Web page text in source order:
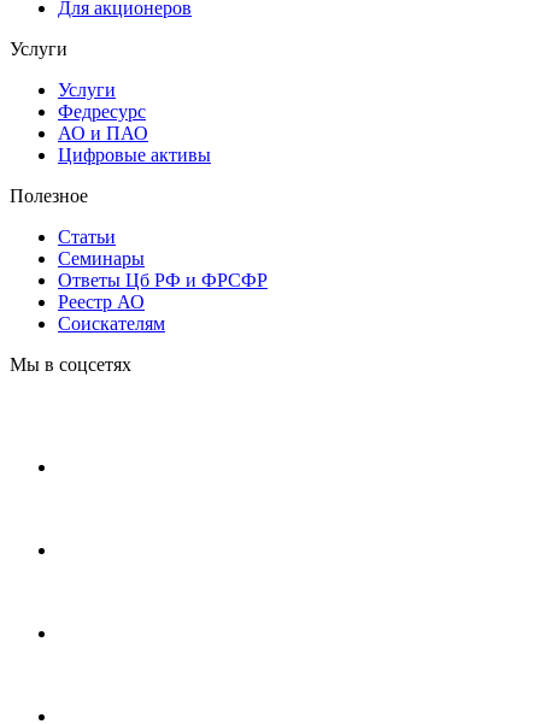
Для акционеров
Услуги
Услуги
Федресурс
АО и ПАО
Цифровые активы
Полезное
Статьи
Cеминары
Ответы Цб РФ и ФРСФР
Реестр АО
Соискателям
Мы в соцсетях